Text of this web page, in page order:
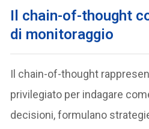
Il chain-of-thought
di monitoraggio
Il chain-of-thought
privilegiato per indagare
decisioni, formulano